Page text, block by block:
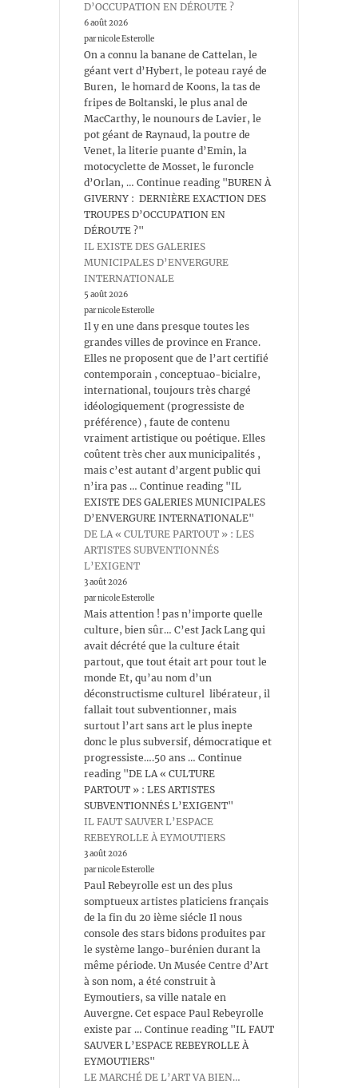
D’OCCUPATION EN DÉROUTE ?
6 août 2026
par nicole Esterolle
On a connu la banane de Cattelan, le
géant vert d’Hybert, le poteau rayé de
Buren, le homard de Koons, la tas de
fripes de Boltanski, le plus anal de
MacCarthy, le nounours de Lavier, le
pot géant de Raynaud, la poutre de
Venet, la literie puante d’Emin, la
motocyclette de Mosset, le furoncle
d’Orlan, … Continue reading "BUREN À
GIVERNY : DERNIÈRE EXACTION DES
TROUPES D’OCCUPATION EN
DÉROUTE ?"
IL EXISTE DES GALERIES
MUNICIPALES D’ENVERGURE
INTERNATIONALE
5 août 2026
par nicole Esterolle
Il y en une dans presque toutes les
grandes villes de province en France.
Elles ne proposent que de l’art certifié
contemporain , conceptuao-bicialre,
international, toujours très chargé
idéologiquement (progressiste de
préférence) , faute de contenu
vraiment artistique ou poétique. Elles
coûtent très cher aux municipalités ,
mais c’est autant d’argent public qui
n’ira pas … Continue reading "IL
EXISTE DES GALERIES MUNICIPALES
D’ENVERGURE INTERNATIONALE"
DE LA « CULTURE PARTOUT » : LES
ARTISTES SUBVENTIONNÉS
L’EXIGENT
3 août 2026
par nicole Esterolle
Mais attention ! pas n’importe quelle
culture, bien sûr… C’est Jack Lang qui
avait décrété que la culture était
partout, que tout était art pour tout le
monde Et, qu’au nom d’un
déconstructisme culturel libérateur, il
fallait tout subventionner, mais
surtout l’art sans art le plus inepte
donc le plus subversif, démocratique et
progressiste….50 ans … Continue
reading "DE LA « CULTURE
PARTOUT » : LES ARTISTES
SUBVENTIONNÉS L’EXIGENT"
IL FAUT SAUVER L’ESPACE
REBEYROLLE À EYMOUTIERS
3 août 2026
par nicole Esterolle
Paul Rebeyrolle est un des plus
somptueux artistes platiciens français
de la fin du 20 ième siécle Il nous
console des stars bidons produites par
le système lango-burénien durant la
même période. Un Musée Centre d’Art
à son nom, a été construit à
Eymoutiers, sa ville natale en
Auvergne. Cet espace Paul Rebeyrolle
existe par … Continue reading "IL FAUT
SAUVER L’ESPACE REBEYROLLE À
EYMOUTIERS"
LE MARCHÉ DE L’ART VA BIEN…